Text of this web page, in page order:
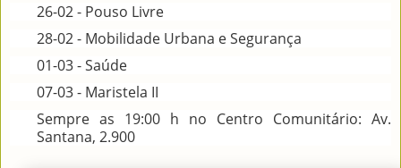
26-02 - Pouso Livre
28-02 - Mobilidade Urbana e Segurança
01-03 - Saúde
07-03 - Maristela II
Sempre as 19:00 h no Centro Comunitário: Av.
Santana, 2.900